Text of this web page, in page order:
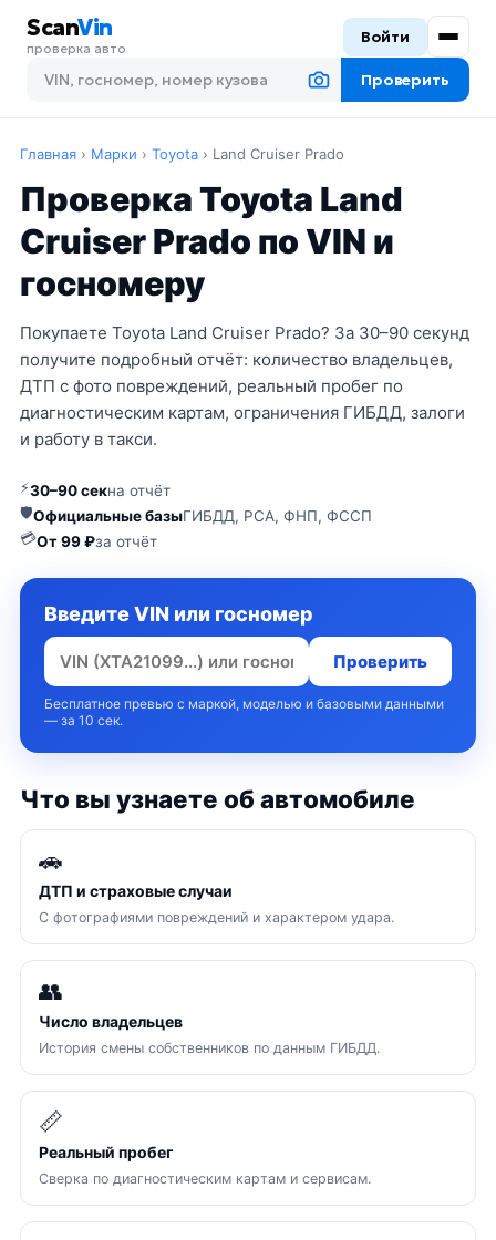
ScanVin
проверка авто
Проверить
Войти
Главная › Марки › Toyota › Land Cruiser Prado
Проверка Toyota Land
Cruiser Prado по VIN и
госномеру
Покупаете Toyota Land Cruiser Prado? За 30–90 секунд
получите подробный отчёт: количество владельцев,
ДТП с фото повреждений, реальный пробег по
диагностическим картам, ограничения ГИБДД, залоги
и работу в такси.
⚡30–90 секна отчёт
🛡Официальные базыГИБДД, РСА, ФНП, ФССП
💳От 99 ₽за отчёт
Введите VIN или госномер
Проверить
Бесплатное превью с маркой, моделью и базовыми данными
— за 10 сек.
Что вы узнаете об автомобиле
🚗
ДТП и страховые случаи
С фотографиями повреждений и характером удара.
👥
Число владельцев
История смены собственников по данным ГИБДД.
📏
Реальный пробег
Сверка по диагностическим картам и сервисам.